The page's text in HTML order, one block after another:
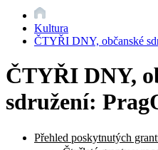
Kultura
ČTYŘI DNY, občanské
ČTYŘI DNY,
sdružení:
Přehled poskytnutých